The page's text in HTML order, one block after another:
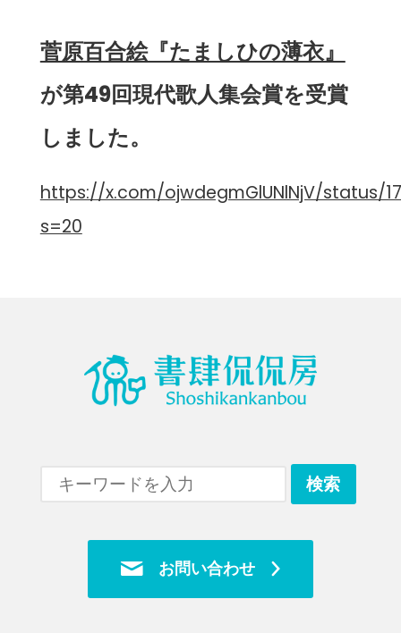
菅原百合絵『たましひの薄衣』
が第49回現代歌人集会賞を受賞
しました。
https://x.com/ojwdegmGlUNlNjV/status/
s=20
お問い合わせ